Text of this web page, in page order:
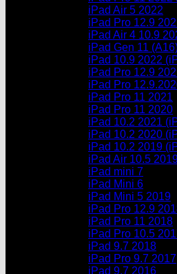
iPad Air 5 2022
iPad Pro 12.9
iPad Air 4 10.9
iPad Gen 11
iPad 10.9 2022
iPad Pro 12.9
iPad Pro
iPad Pro 11 2021
iPad Pro 11 2020
iPad 10.2 2021
iPad 10.2 2020
iPad 10.2 2019
iPad Air 10.5
iPad mini 7
iPad Mini 6
iPad Mini 5 2019
iPad Pro 12.9
iPad Pro 11 2018
iPad Pro 10.5
iPad 9.7 2018
iPad Pro 9.7 2017
iPad 9.7 2016